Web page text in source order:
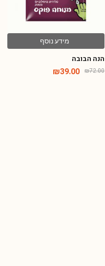
מידע נוסף
הנה הבובה
₪72.00
₪39.00